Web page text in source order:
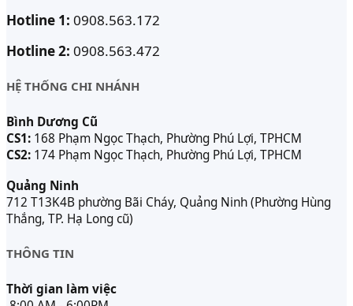
Hotline 1: 0908.563.172
Hotline 2: 0908.563.472
HỆ THỐNG CHI NHÁNH
Bình Dương Cũ
CS1: 168 Phạm Ngọc Thạch, Phường Phú Lợi, TPHCM
CS2: 174 Phạm Ngọc Thạch, Phường Phú Lợi, TPHCM
Quảng Ninh
712 T13K4B phường Bãi Cháy, Quảng Ninh (Phường Hùng
Thắng, TP. Hạ Long cũ)
THÔNG TIN
Thời gian làm việc